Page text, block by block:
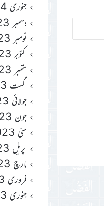
جنوری 2024
دسمبر 2023
نومبر 2023
اکتوبر 2023
ستمبر 2023
اگست 2023
جولائی 2023
جون 2023
مئی 2023
اپریل 2023
مارچ 2023
فروری 2023
جنوری 2023